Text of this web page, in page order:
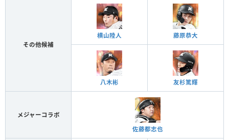
その他候補
横山陸人 藤原恭大
八木彬 友杉篤輝
メジャーコラボ
佐藤都志也